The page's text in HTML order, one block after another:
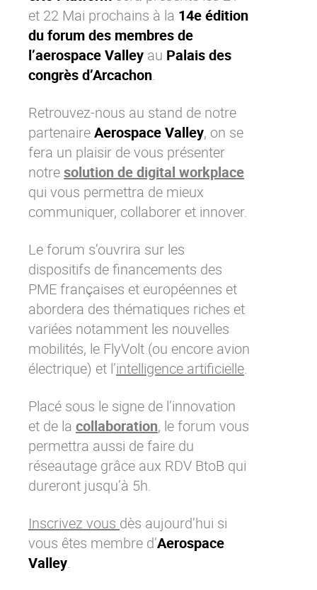
Mobile
No code
Intégrations
IA maitrisée
Architecture
Sécurité
Open source
Offre Enterprise
Offre Professionnelle
Contactez-nous
Essayez eXo
et 22 Mai prochains à la 14e édition
du forum des membres de
l’aerospace Valley au Palais des
congrès d’Arcachon.
Retrouvez-nous au stand de notre
partenaireAerospace Valley, on se
fera un plaisir de vous présenter
notresolution de digital workplace
qui vous permettra de mieux
communiquer, collaborer et innover.
Le forum s’ouvrira sur les
dispositifs de financements des
PME françaises et européennes et
abordera des thématiques riches et
variées notamment les nouvelles
mobilités, le FlyVolt (ou encore avion
électrique) et l’intelligence artificielle.
Placé sous le signe de l’innovation
et de la collaboration, le forum vous
permettra aussi de faire du
réseautage grâce aux RDV BtoB qui
dureront jusqu’à 5h.
Inscrivez vous dès aujourd’hui si
vous êtes membre d’Aerospace
Valley.